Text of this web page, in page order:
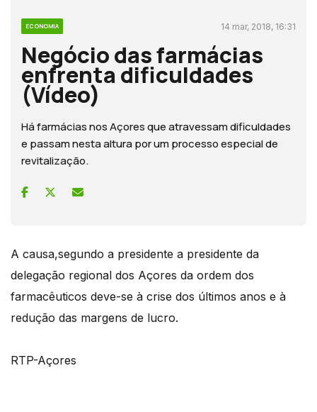
ECONOMIA 14 mar, 2018, 16:31
Negócio das farmácias
enfrenta dificuldades
(Vídeo)
Há farmácias nos Açores que atravessam dificuldades
e passam nesta altura por um processo especial de
revitalização.
A causa,segundo a presidente a presidente da
delegação regional dos Açores da ordem dos
farmacêuticos deve-se à crise dos últimos anos e à
redução das margens de lucro.
RTP-Açores